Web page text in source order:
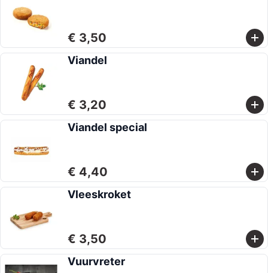
€ 3,50
Viandel
€ 3,20
Viandel special
€ 4,40
Vleeskroket
€ 3,50
Vuurvreter